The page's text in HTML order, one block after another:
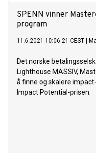
SPENN vinner
program
11.6.2021 10:06:21 CEST
Det norske
Lighthouse MASSIV,
å finne og skalere
Impact Potential-prisen.